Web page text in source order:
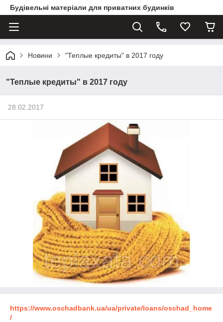
Будівельні матеріали для приватних будинків
Новини "Теплые кредиты" в 2017 году
"Теплые кредиты" в 2017 году
28.02.2017
https://www.oschadbank.ua/ua/private/loans/oschad_home
/